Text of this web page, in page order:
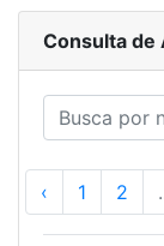
Consulta de
‹ 1 2